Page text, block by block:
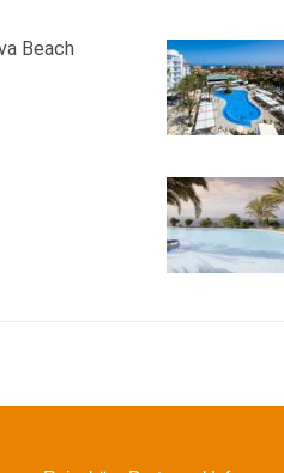
Beach